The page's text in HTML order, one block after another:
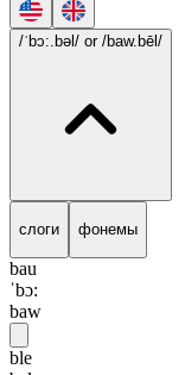
/ˈbɔ:.bəl/ or /baw.bēl/
слоги фонемы
bau
ˈbɔ:
baw
ble